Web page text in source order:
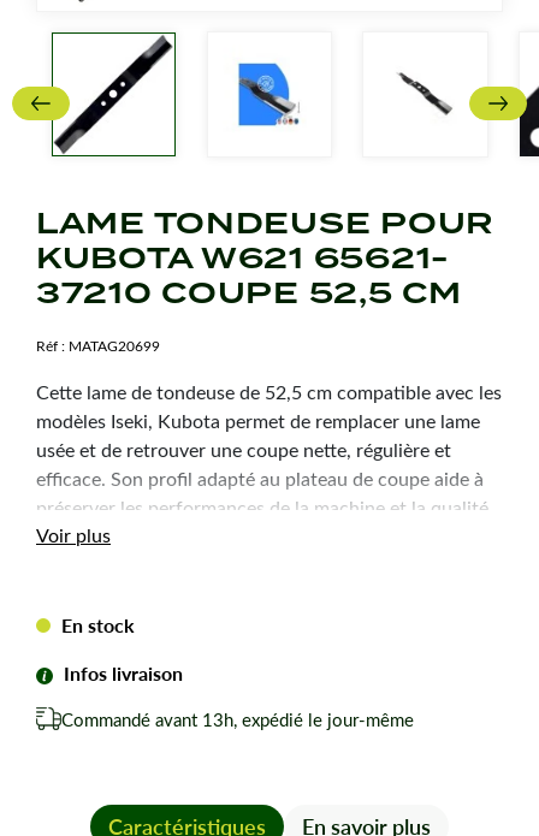
LAME TONDEUSE POUR
KUBOTA W621 65621-
37210 COUPE 52,5 CM
Réf : MATAG20699
Cette lame de tondeuse de 52,5 cm compatible avec les
modèles Iseki, Kubota permet de remplacer une lame
usée et de retrouver une coupe nette, régulière et
efficace. Son profil adapté au plateau de coupe aide à
préserver les performances de la machine et la qualité
de finition de la pelouse.
Caractéristiques
techniques
Alésage central : 25 mm
Epaisseur :4 mm
Voir plus
En stock
Infos livraison
Commandé avant 13h, expédié le jour-même
Caractéristiques
En savoir plus